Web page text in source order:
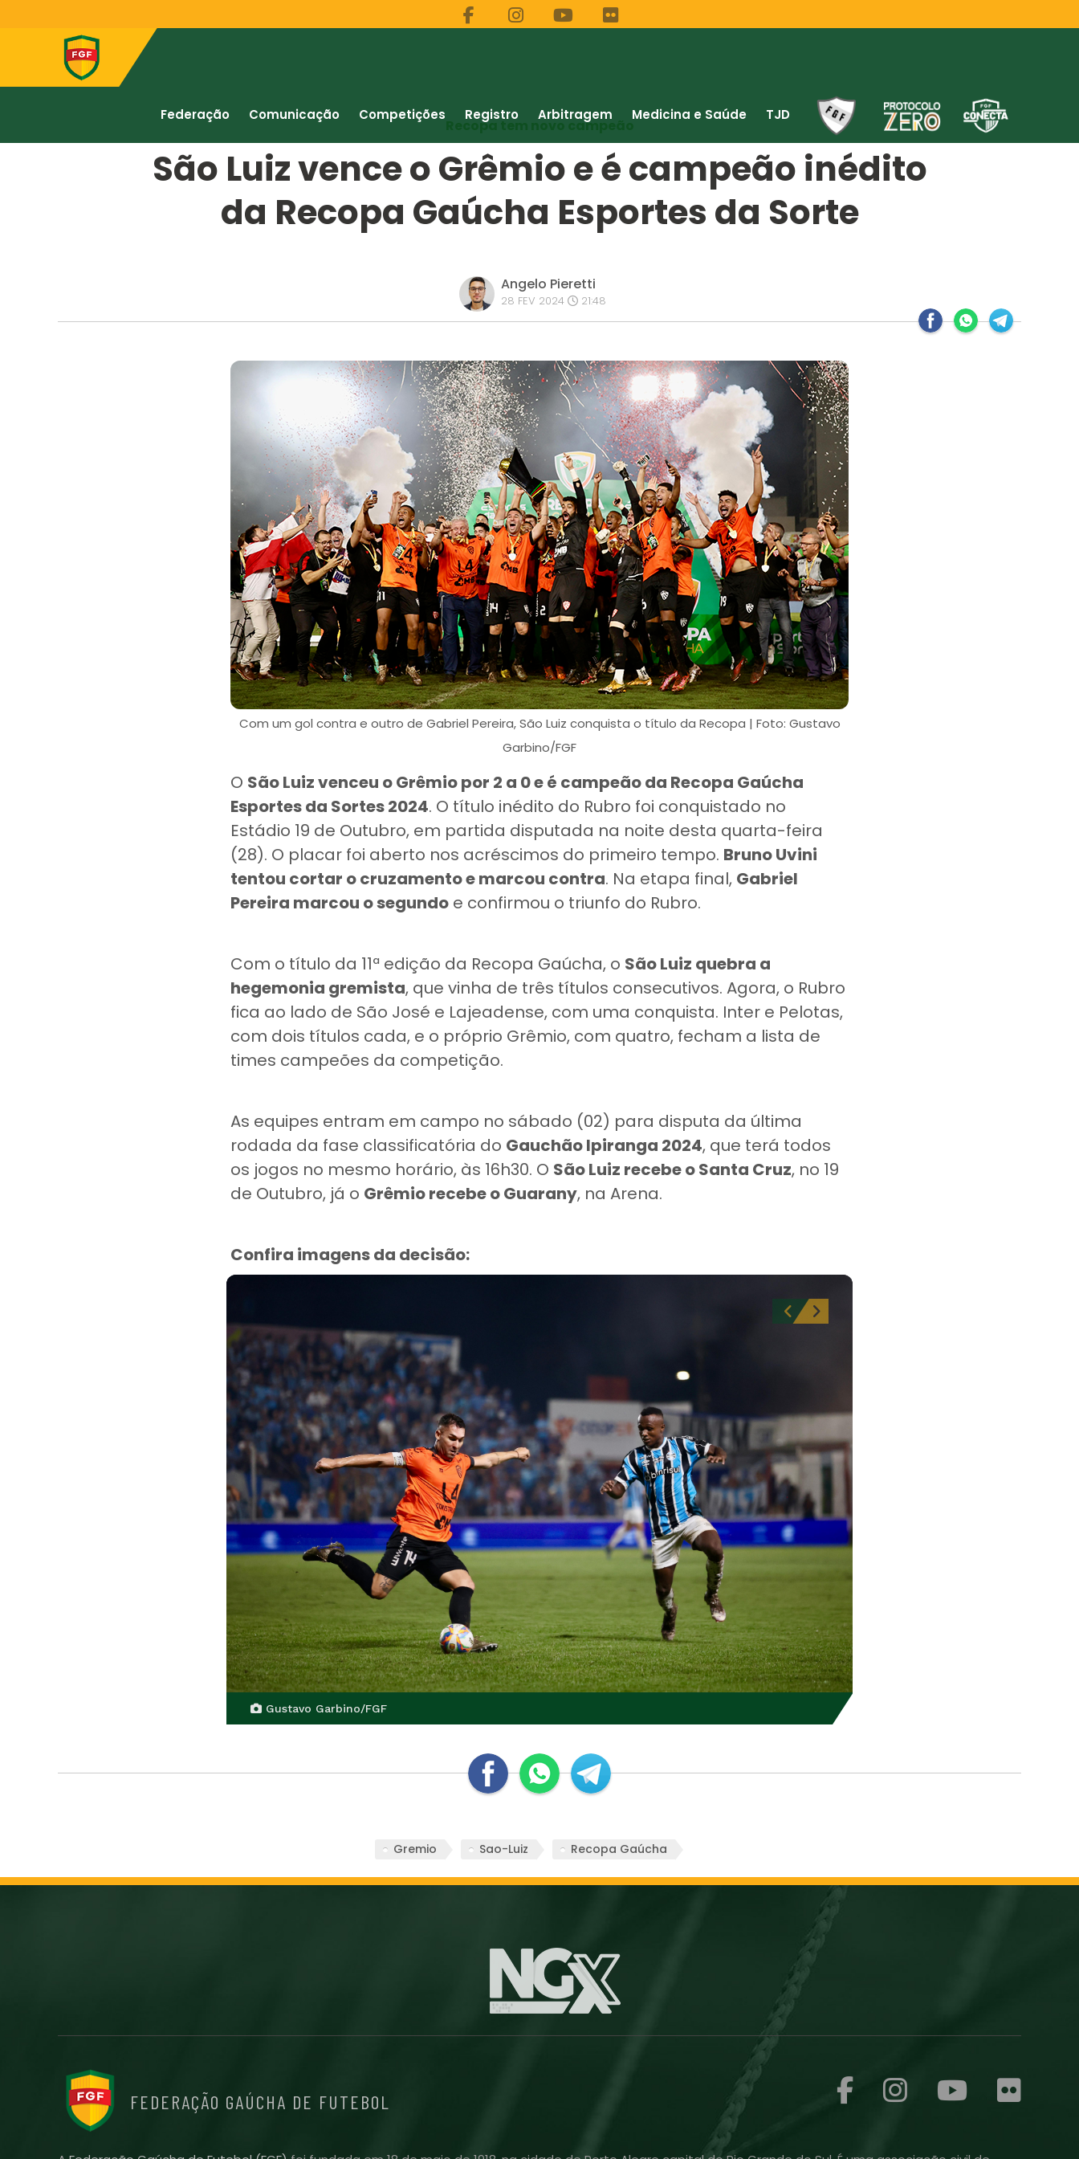
Federação Comunicação Competições Registro Arbitragem Medicina e Saúde TJD
Recopa tem novo campeão
São Luiz vence o Grêmio e é campeão inédito
da Recopa Gaúcha Esportes da Sorte
Angelo Pieretti
28 FEV 2024 21:48
Com um gol contra e outro de Gabriel Pereira, São Luiz conquista o título da Recopa | Foto: Gustavo
Garbino/FGF
O São Luiz venceu o Grêmio por 2 a 0 e é campeão da Recopa Gaúcha
Esportes da Sortes 2024. O título inédito do Rubro foi conquistado no
Estádio 19 de Outubro, em partida disputada na noite desta quarta-feira
(28). O placar foi aberto nos acréscimos do primeiro tempo. Bruno Uvini
tentou cortar o cruzamento e marcou contra. Na etapa final, Gabriel
Pereira marcou o segundo e confirmou o triunfo do Rubro.
Com o título da 11ª edição da Recopa Gaúcha, o São Luiz quebra a
hegemonia gremista, que vinha de três títulos consecutivos. Agora, o Rubro
fica ao lado de São José e Lajeadense, com uma conquista. Inter e Pelotas,
com dois títulos cada, e o próprio Grêmio, com quatro, fecham a lista de
times campeões da competição.
As equipes entram em campo no sábado (02) para disputa da última
rodada da fase classificatória do Gauchão Ipiranga 2024, que terá todos
os jogos no mesmo horário, às 16h30. O São Luiz recebe o Santa Cruz, no 19
de Outubro, já o Grêmio recebe o Guarany, na Arena.
Confira imagens da decisão:
Gustavo Garbino/FGF
Gremio Sao-Luiz Recopa Gaúcha
FEDERAÇÃO GAÚCHA DE FUTEBOL